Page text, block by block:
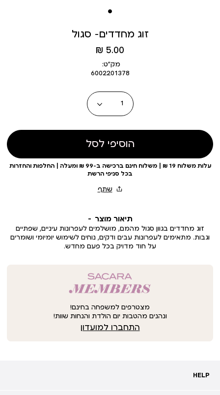
זוג מחדדים- סגול
מחיר
מוצר
5.00 ₪
מק״ט:
6002201378
כמות
הוסיפי לסל
עלות משלוח 19 ₪ | משלוח חינם ברכישה ב-99 ₪ ומעלה | החלפות והחזרות
בכל סניפי הרשת
תיאור מוצר
זוג מחדדים בגוון סגול מהמם, מושלמים לעפרונות עיניים, שפתיים
וגבות. מתאימים לעפרונות עבים ודקים, נוחים לשימוש יומיומי ושומרים
על חוד מדויק בכל פעם מחדש.
מצטרפים למשפחה בחינם!
ונהנים מהטבות יום הולדת והנחות שוות!
התחברו למועדון
HELP
HELP